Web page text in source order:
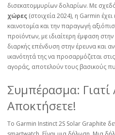
δισεκατομμυρίων δολαρίων. Με
χώρες (στοιχεία 2024), η Garmin
καινοτομία και την παραγωγή
προϊόντων, με ιδιαίτερη έμφαση
διαρκής επένδυση στην έρευνα και
ικανότητά της να προσαρμόζεται
αγοράς, αποτελούν τους βασικούς
Συμπέρασμα: Γιατί
Αποκτήσετε!
Το Garmin Instinct 2S Solar Graphite